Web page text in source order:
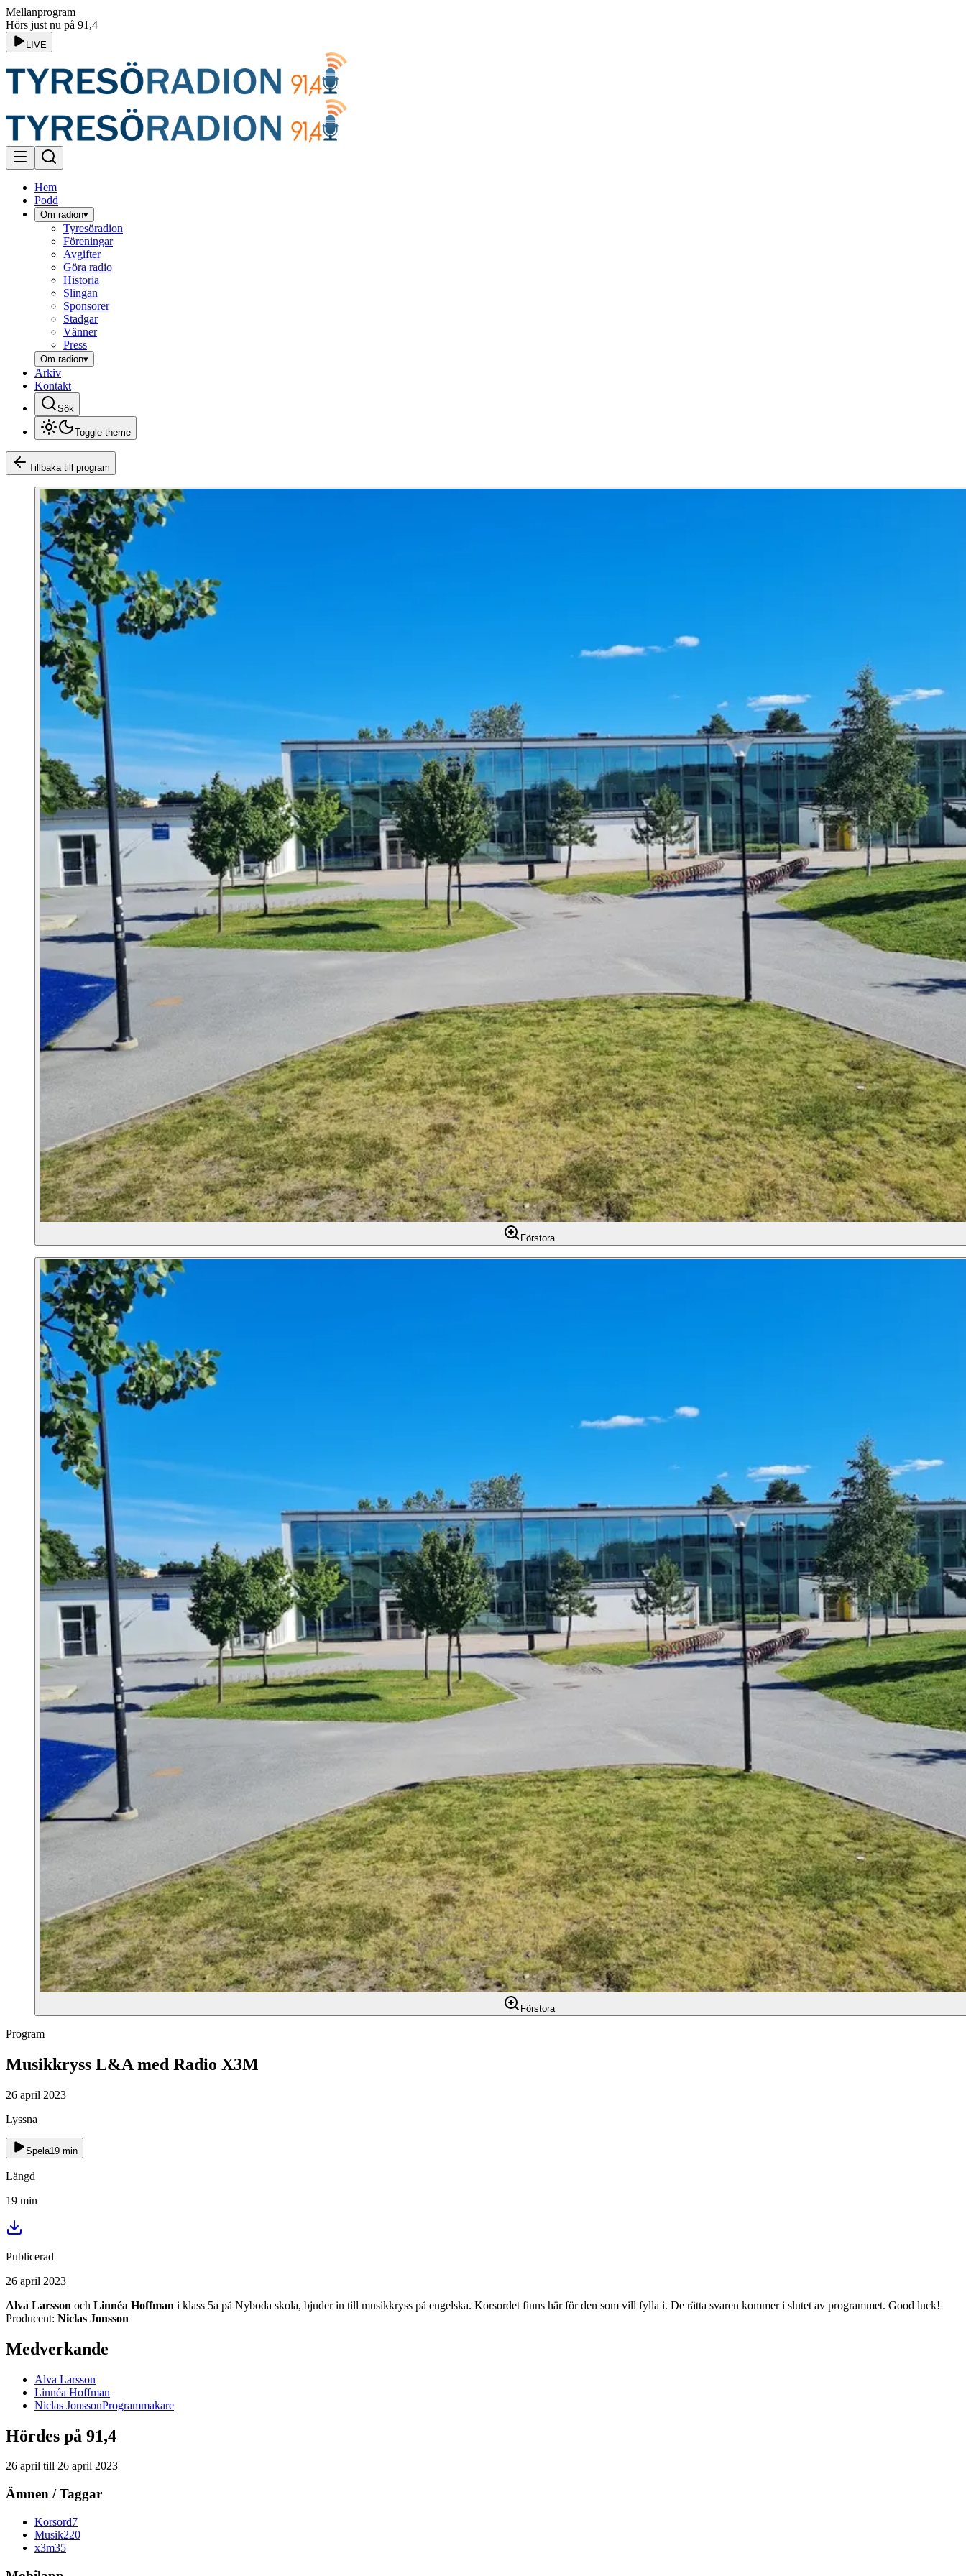
Mellanprogram
Hörs just nu på 91,4
LIVE
Hem
Podd
Om radion▾
Tyresöradion
Föreningar
Avgifter
Göra radio
Historia
Slingan
Sponsorer
Stadgar
Vänner
Press
Om radion▾
Arkiv
Kontakt
Sök
Toggle theme
Tillbaka till program
Förstora
Förstora
Program
Musikkryss L&A med Radio X3M
26 april 2023
Lyssna
Spela19 min
Längd
19 min
Publicerad
26 april 2023
Alva Larsson och Linnéa Hoffman i klass 5a på Nyboda skola, bjuder in till musikkryss på engelska. Korsordet finns här för den som vill fylla i. De rätta svaren kommer i slutet av programmet. Good luck!
Producent: Niclas Jonsson
Medverkande
Alva Larsson
Linnéa Hoffman
Niclas JonssonProgrammakare
Hördes på 91,4
26 april till 26 april 2023
Ämnen / Taggar
Korsord7
Musik220
x3m35